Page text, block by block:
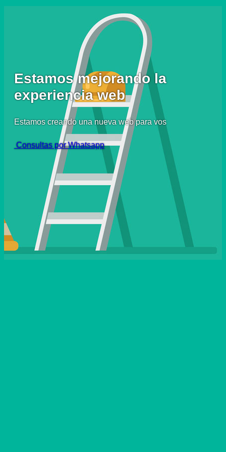
Estamos mejorando la
experiencia web
Estamos creando una nueva web para vos
Consultas por Whatsapp